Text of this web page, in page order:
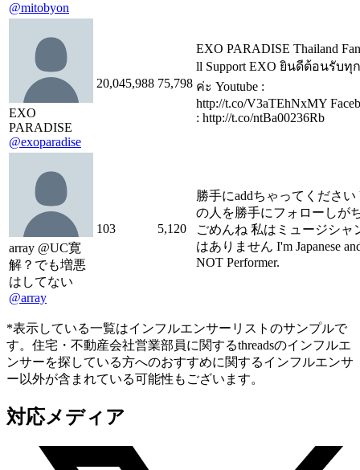
@mitobyon
EXO
PARADISE
@exoparadise
20,045,988 75,798
EXO PARADISE Thailand
ll Support EXO ยินดีต้อนรับทุ
ค่ะ Youtube :
http://t.co/V3aTEhNxMY
: http://t.co/ntBa00236R­b
array @UC寛
解？でも増悪
はしてない
@array
103 5,120
勝手にaddちゃってください
の人を勝手にフォローしが
ごめんね 私はミュージシャ
はありません I'm Japanese
NOT Performer.
*表示している一覧はインフルエンサーリストのサンプルで
す。住宅・不動産会社営業部員に関するthreadsのインフルエ
ンサーを探している方へのおすすめに関するインフルエンサ
ー以外が含まれている可能性もございます。
対応メディア